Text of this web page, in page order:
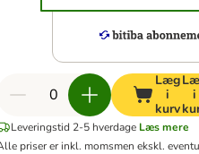
Læg
i
kurv
i
Leveringstid 2-5 hverdage Læs mere
priser er inkl. momsmen ekskl.